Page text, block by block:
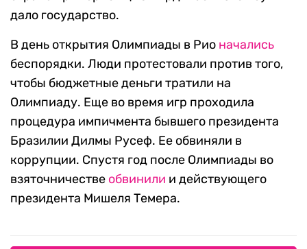
дало государство.
В день открытия Олимпиады в Рио начались
беспорядки. Люди протестовали против того,
чтобы бюджетные деньги тратили на
Олимпиаду. Еще во время игр проходила
процедура импичмента бывшего президента
Бразилии Дилмы Русеф. Ее обвиняли в
коррупции. Спустя год после Олимпиады во
взяточничестве обвинили и действующего
президента Мишеля Темера.